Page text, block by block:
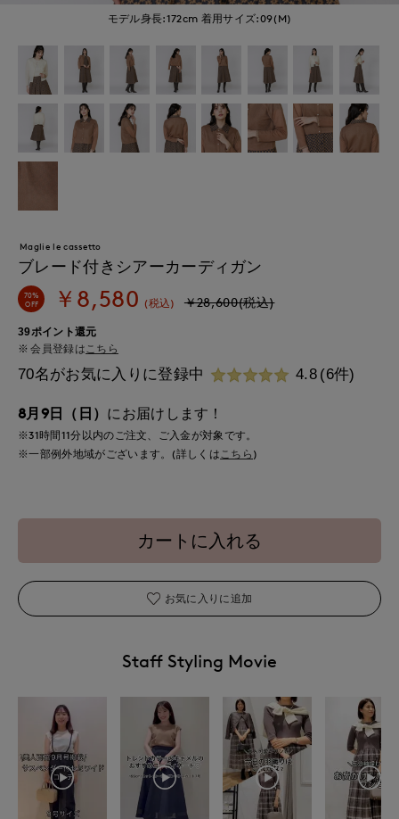
モデル身長:172cm 着用サイズ:09(M)
Maglie le cassetto
ブレード付きシアーカーディガン
70%
OFF
￥8,580 (税込) ￥28,600(税込)
39ポイント還元
会員登録は こちら
70名がお気に入りに登録中 4.8 (6件)
8月9日（日） にお届けします！
※31時間11分以内のご注文、ご入金が対象です。
※一部例外地域がございます。(詳しくはこちら )
カートに入れる
お気に入りに追加
Staff Styling Movie